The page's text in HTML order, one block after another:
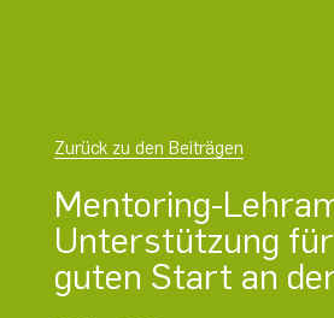
Zurück zu den Beiträgen
Mentoring-
Unterstützung
guten Start an